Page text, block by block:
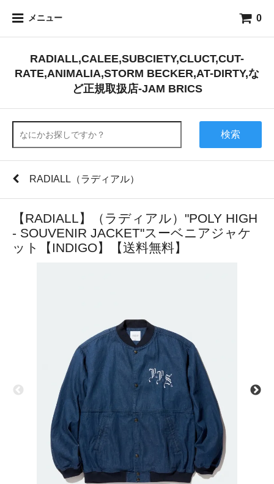
メニュー 0
RADIALL,CALEE,SUBCIETY,CLUCT,CUT-
RATE,ANIMALIA,STORM BECKER,AT-DIRTY,な
ど正規取扱店-JAM BRICS
検索
RADIALL（ラディアル）
【RADIALL】（ラディアル）"POLY HIGH
- SOUVENIR JACKET"スーベニアジャケ
ット【INDIGO】【送料無料】